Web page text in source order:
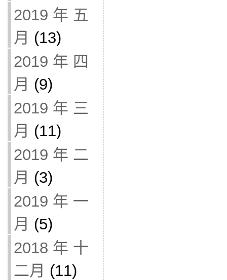
2019 年 五
月 (13)
2019 年 四
月 (9)
2019 年 三
月 (11)
2019 年 二
月 (3)
2019 年 一
月 (5)
2018 年 十
二月 (11)